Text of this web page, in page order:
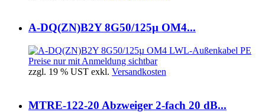
A-DQ(ZN)B2Y 8G50/125µ OM4...
Preise nur mit Anmeldung sichtbar
zzgl. 19 % UST exkl. Versandkosten
MTRE-122-20 Abzweiger 2-fach 20 dB...